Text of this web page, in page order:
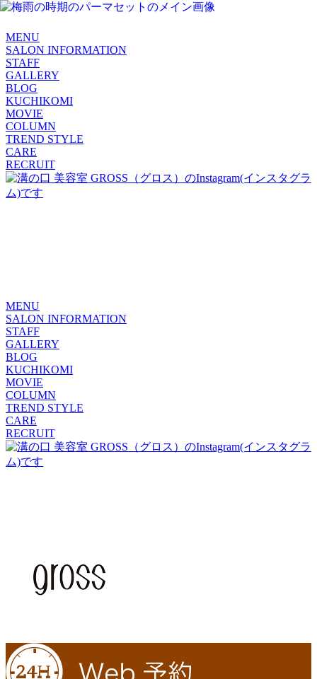
MENU
SALON INFORMATION
STAFF
GALLERY
BLOG
KUCHIKOMI
MOVIE
COLUMN
TREND STYLE
CARE
RECRUIT
MENU
SALON INFORMATION
STAFF
GALLERY
BLOG
KUCHIKOMI
MOVIE
COLUMN
TREND STYLE
CARE
RECRUIT